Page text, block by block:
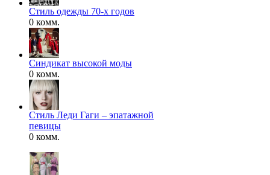
Стиль одежды 70-х годов
0 комм.
Синдикат высокой моды
0 комм.
Стиль Леди Гаги – эпатажной
певицы
0 комм.